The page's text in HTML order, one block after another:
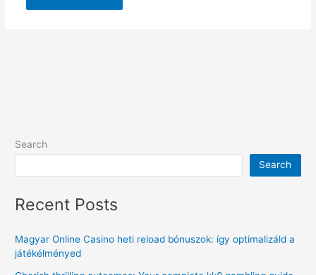
Search
Search
Recent Posts
Magyar Online Casino heti reload bónuszok: így optimalizáld a
játékélményed